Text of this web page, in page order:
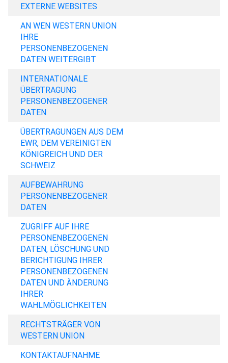
EXTERNE WEBSITES
AN WEN WESTERN UNION
IHRE
PERSONENBEZOGENEN
DATEN WEITERGIBT
INTERNATIONALE
ÜBERTRAGUNG
PERSONENBEZOGENER
DATEN
ÜBERTRAGUNGEN AUS DEM
EWR, DEM VEREINIGTEN
KÖNIGREICH UND DER
SCHWEIZ
AUFBEWAHRUNG
PERSONENBEZOGENER
DATEN
ZUGRIFF AUF IHRE
PERSONENBEZOGENEN
DATEN, LÖSCHUNG UND
BERICHTIGUNG IHRER
PERSONENBEZOGENEN
DATEN UND ÄNDERUNG
IHRER
WAHLMÖGLICHKEITEN
RECHTSTRÄGER VON
WESTERN UNION
KONTAKTAUFNAHME